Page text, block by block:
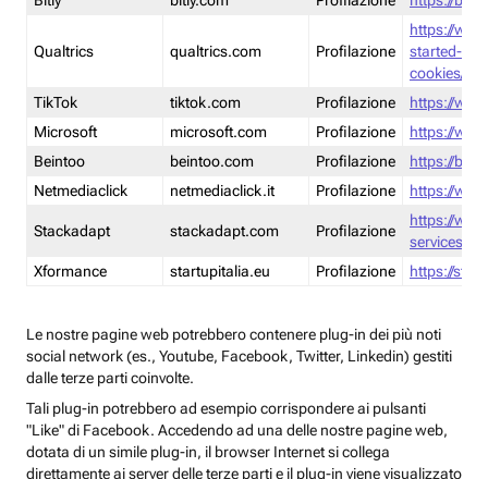
Qualtrics qualtrics.com Profilazione
https://
started-
cookies/
TikTok
tiktok.com Profilazione
https://
Microsoft
microsoft.com Profilazione
https://
Beintoo
beintoo.com Profilazione
https://
Netmediaclick
netmediaclick.it Profilazione https://
Stackadapt stackadapt.com Profilazione
https://
services-
Xformance
startupitalia.eu Profilazione https://
Le nostre pagine web potrebbero contenere plug-in dei più noti
social network (es., Youtube, Facebook, Twitter, Linkedin) gestiti
dalle terze parti coinvolte.
Tali plug-in potrebbero ad esempio corrispondere ai pulsanti
"Like" di Facebook. Accedendo ad una delle nostre pagine web,
dotata di un simile plug-in, il browser Internet si collega
direttamente ai server delle terze parti e il plug-in viene visualizzato